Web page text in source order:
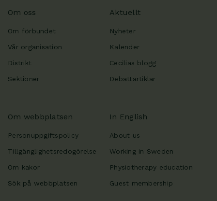
Om oss
Om förbundet
Vår organisation
Distrikt
Sektioner
Aktuellt
Nyheter
Kalender
Cecilias blogg
Debattartiklar
Om webbplatsen
Personuppgiftspolicy
Tillgänglighetsredogörelse
Om kakor
Sök på webbplatsen
In English
About us
Working in Sweden
Physiotherapy education
Guest membership